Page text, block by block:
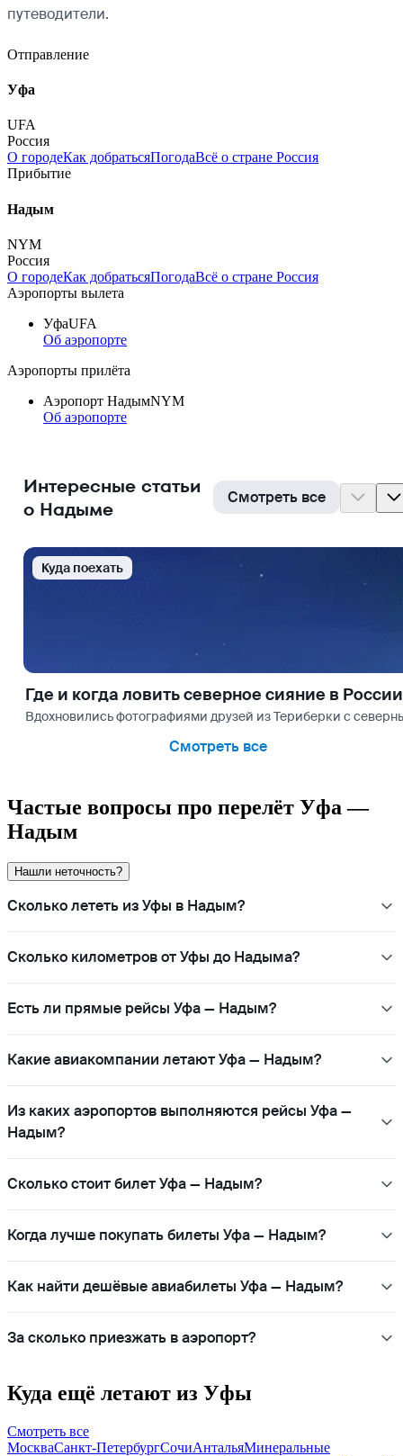
путеводители.
Отправление
Уфа
UFA
Россия
О городеКак добратьсяПогодаВсё о стране Россия
Прибытие
Надым
NYM
Россия
О городеКак добратьсяПогодаВсё о стране Россия
Аэропорты вылета
УфаUFA
Об аэропорте
Аэропорты прилёта
Аэропорт НадымNYM
Об аэропорте
Интересные статьи
о Надыме
Смотреть все
Куда поехать
Где и когда ловить северное сияние в
Вдохновились фотографиями друзей из Териберки с
Смотреть все
Частые вопросы про перелёт Уфа —
Надым
Нашли неточность?
Сколько лететь из Уфы в Надым?
Сколько километров от Уфы до Надыма?
Есть ли прямые рейсы Уфа — Надым?
Какие авиакомпании летают Уфа — Надым?
Из каких аэропортов выполняются рейсы Уфа —
Надым?
Сколько стоит билет Уфа — Надым?
Когда лучше покупать билеты Уфа — Надым?
Как найти дешёвые авиабилеты Уфа — Надым?
За сколько приезжать в аэропорт?
Куда ещё летают из Уфы
Смотреть все
МоскваСанкт-ПетербургСочиАнтальяМинеральные